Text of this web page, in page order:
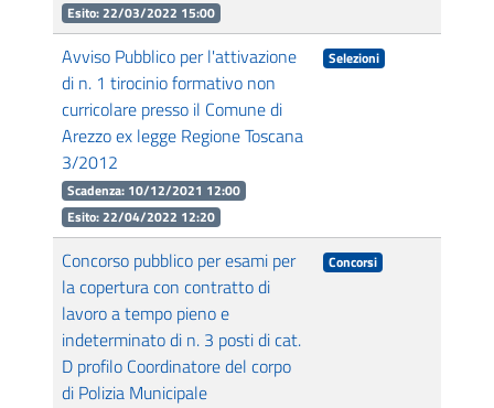
Esito: 22/03/2022 15:00
Avviso Pubblico per l'attivazione
di n. 1 tirocinio formativo non
curricolare presso il Comune di
Arezzo ex legge Regione Toscana
3/2012
Scadenza: 10/12/2021 12:00
Esito: 22/04/2022 12:20
Selezioni
Concorso pubblico per esami per
la copertura con contratto di
lavoro a tempo pieno e
indeterminato di n. 3 posti di cat.
D profilo Coordinatore del corpo
di Polizia Municipale
Concorsi